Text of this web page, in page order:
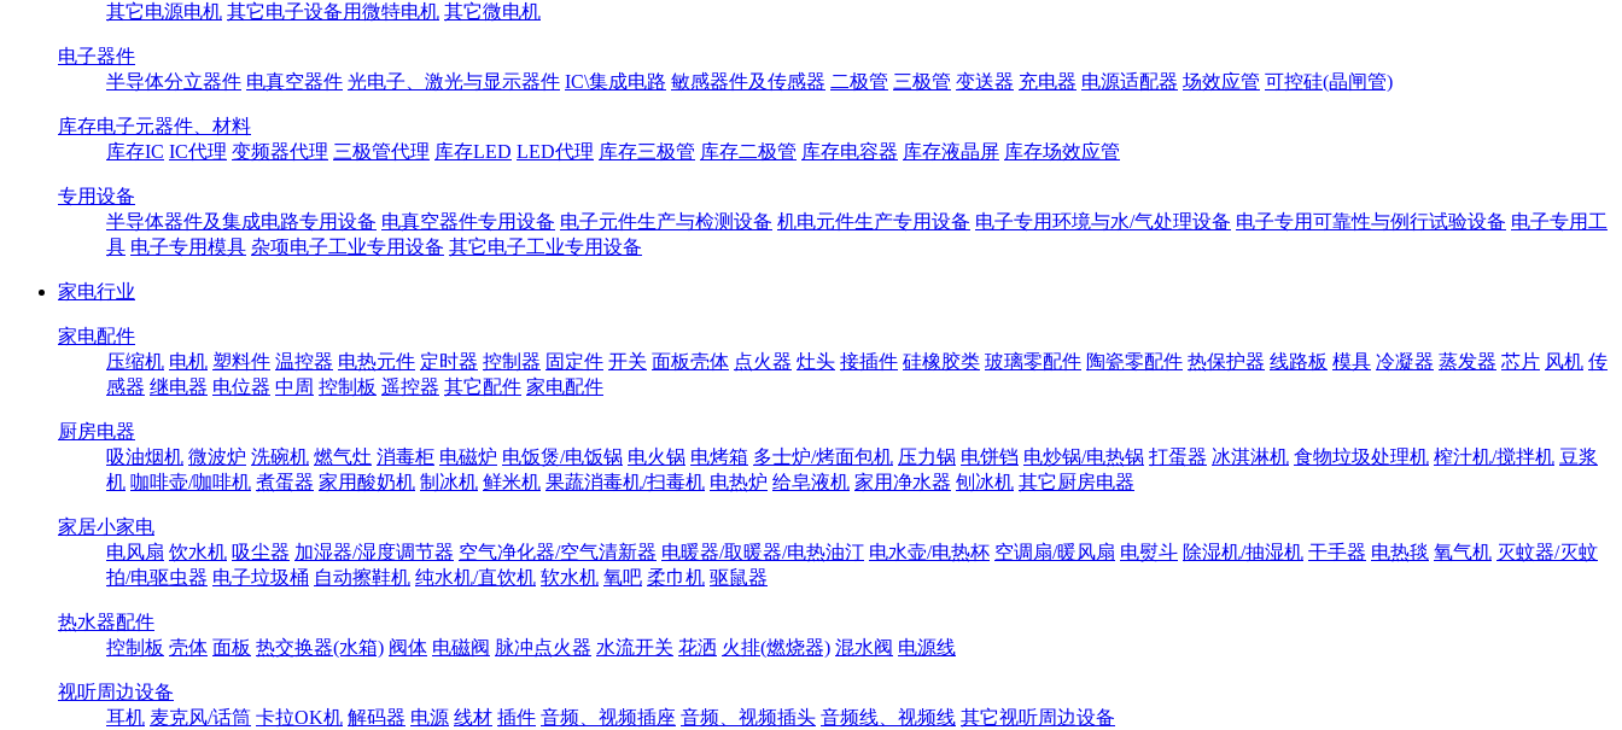
其它电源电机 其它电子设备用微特电机 其它微电机
电子器件
半导体分立器件 电真空器件 光电子、激光与显示器件 IC\集成电路 敏感器件及传感器 二极管 三极管 变送器 充电器 电源适配器 场效应管 可控硅(晶闸管)
库存电子元器件、材料
库存IC IC代理 变频器代理 三极管代理 库存LED LED代理 库存三极管 库存二极管 库存电容器 库存液晶屏 库存场效应管
专用设备
半导体器件及集成电路专用设备 电真空器件专用设备 电子元件生产与检测设备 机电元件生产专用设备 电子专用环境与水/气处理设备 电子专用可靠性与例行试验设备 电子专用工
具 电子专用模具 杂项电子工业专用设备 其它电子工业专用设备
家电行业
家电配件
压缩机 电机 塑料件 温控器 电热元件 定时器 控制器 固定件 开关 面板壳体 点火器 灶头 接插件 硅橡胶类 玻璃零配件 陶瓷零配件 热保护器 线路板 模具 冷凝器 蒸发器 芯片 风机 传
感器 继电器 电位器 中周 控制板 遥控器 其它配件 家电配件
厨房电器
吸油烟机 微波炉 洗碗机 燃气灶 消毒柜 电磁炉 电饭煲/电饭锅 电火锅 电烤箱 多士炉/烤面包机 压力锅 电饼铛 电炒锅/电热锅 打蛋器 冰淇淋机 食物垃圾处理机 榨汁机/搅拌机 豆浆
机 咖啡壶/咖啡机 煮蛋器 家用酸奶机 制冰机 鲜米机 果蔬消毒机/扫毒机 电热炉 给皂液机 家用净水器 刨冰机 其它厨房电器
家居小家电
电风扇 饮水机 吸尘器 加湿器/湿度调节器 空气净化器/空气清新器 电暖器/取暖器/电热油汀 电水壶/电热杯 空调扇/暖风扇 电熨斗 除湿机/抽湿机 干手器 电热毯 氧气机 灭蚊器/灭蚊
拍/电驱虫器 电子垃圾桶 自动擦鞋机 纯水机/直饮机 软水机 氧吧 柔巾机 驱鼠器
热水器配件
控制板 壳体 面板 热交换器(水箱) 阀体 电磁阀 脉冲点火器 水流开关 花洒 火排(燃烧器) 混水阀 电源线
视听周边设备
耳机 麦克风/话筒 卡拉OK机 解码器 电源 线材 插件 音频、视频插座 音频、视频插头 音频线、视频线 其它视听周边设备